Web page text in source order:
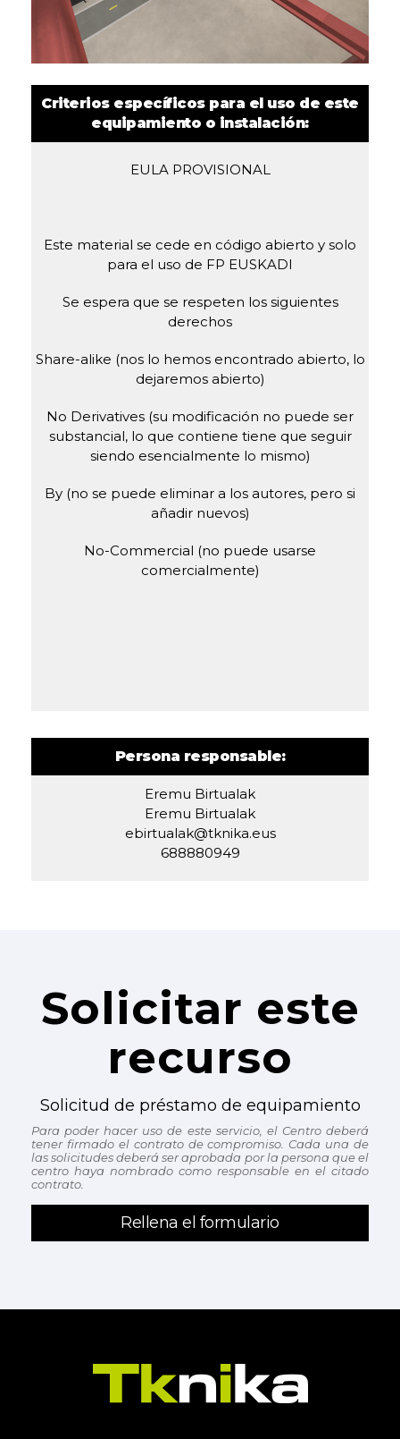
Criterios específicos para el uso de este
equipamiento o instalación:
EULA PROVISIONAL
Este material se cede en código abierto y solo
para el uso de FP EUSKADI
Se espera que se respeten los siguientes
derechos
Share-alike (nos lo hemos encontrado abierto, lo
dejaremos abierto)
No Derivatives (su modificación no puede ser
substancial, lo que contiene tiene que seguir
siendo esencialmente lo mismo)
By (no se puede eliminar a los autores, pero si
añadir nuevos)
No-Commercial (no puede usarse
comercialmente)
Persona responsable:
Eremu Birtualak
Eremu Birtualak
ebirtualak@tknika.eus
688880949
Solicitar este
recurso
Solicitud de préstamo de equipamiento
Para poder hacer uso de este servicio, el Centro deberá
tener firmado el contrato de compromiso. Cada una de
las solicitudes deberá ser aprobada por la persona que el
centro haya nombrado como responsable en el citado
contrato.
Rellena el formulario